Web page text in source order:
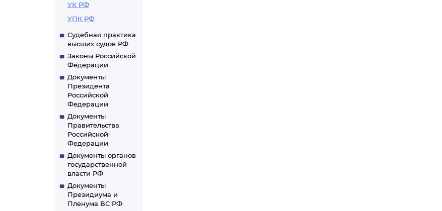
УК РФ
УПК РФ
Судебная практика
высших судов РФ
Законы Российской
Федерации
Документы
Президента
Российской
Федерации
Документы
Правительства
Российской
Федерации
Документы органов
государственной
власти РФ
Документы
Президиума и
Пленума ВС РФ